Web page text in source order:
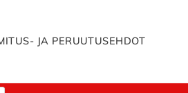
JA PERUUTUSEHDOT